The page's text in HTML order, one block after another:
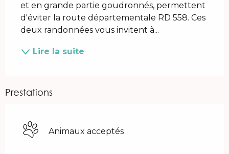
et en grande partie goudronnés, permettent
d'éviter la route départementale RD 558. Ces
deux randonnées vous invitent à...
Lire la suite
Prestations
Animaux acceptés